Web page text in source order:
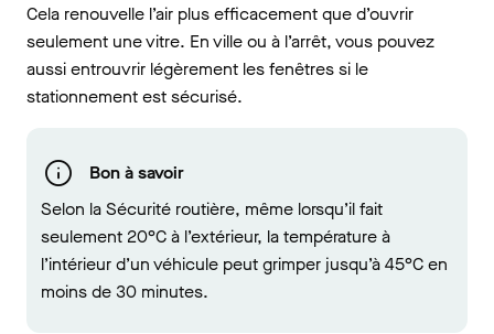
Cela renouvelle l’air plus efficacement que d’ouvrir
seulement une vitre. En ville ou à l’arrêt, vous pouvez
aussi entrouvrir légèrement les fenêtres si le
stationnement est sécurisé.
Bon à savoir
Selon la Sécurité routière, même lorsqu’il fait
seulement 20°C à l’extérieur, la température à
l’intérieur d’un véhicule peut grimper jusqu’à 45°C en
moins de 30 minutes.